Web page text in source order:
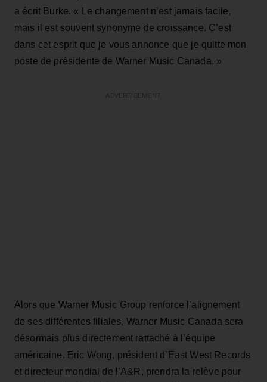
a écrit Burke. « Le changement n’est jamais facile,
mais il est souvent synonyme de croissance. C’est
dans cet esprit que je vous annonce que je quitte mon
poste de présidente de Warner Music Canada. »
Alors que Warner Music Group renforce l’alignement
de ses différentes filiales, Warner Music Canada sera
désormais plus directement rattaché à l’équipe
américaine. Eric Wong, président d’East West Records
et directeur mondial de l’A&R, prendra la relève pour